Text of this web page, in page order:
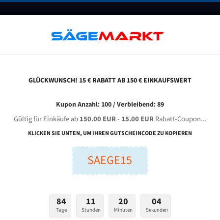
FAQ GUTSCHEINE BLOG KONTAKT
CHB-420 A DC für 4910 mm Bi-Metall
Breite (mm):
GLÜCKWUNSCH! 15 € RABATT AB 150 € EINKAUFSWERT
Kupon Anzahl: 100 / Verbleibend: 89
Gültig für Einkäufe ab150.00 EUR- 15.00 EURRabatt-Coupon...
KLICKEN SIE UNTEN, UM IHREN GUTSCHEINCODE ZU KOPIEREN
SAEGE15
84
Tage
11
Stunden
20
Minuten
03
Sekunden